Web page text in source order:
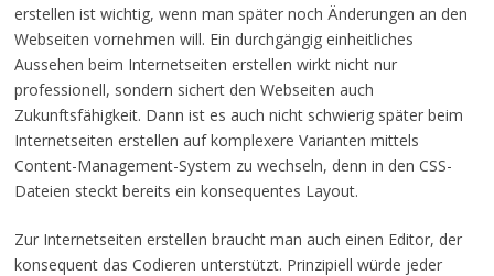
erstellen ist wichtig, wenn man später noch Änderungen an den
Webseiten vornehmen will. Ein durchgängig einheitliches
Aussehen beim Internetseiten erstellen wirkt nicht nur
professionell, sondern sichert den Webseiten auch
Zukunftsfähigkeit. Dann ist es auch nicht schwierig später beim
Internetseiten erstellen auf komplexere Varianten mittels
Content-Management-System zu wechseln, denn in den CSS-
Dateien steckt bereits ein konsequentes Layout.
Zur Internetseiten erstellen braucht man auch einen Editor, der
konsequent das Codieren unterstützt. Prinzipiell würde jeder